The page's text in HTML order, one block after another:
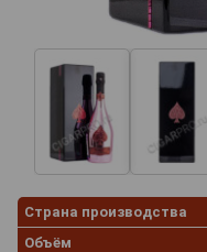
Страна производства
Объём